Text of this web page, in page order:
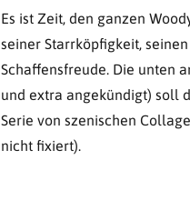
Es ist Zeit, den ganzen
seiner Starrköpfigkeit,
Schaffensfreude. Die unten
und extra angekündigt) soll
Serie von szenischen
nicht fixiert).